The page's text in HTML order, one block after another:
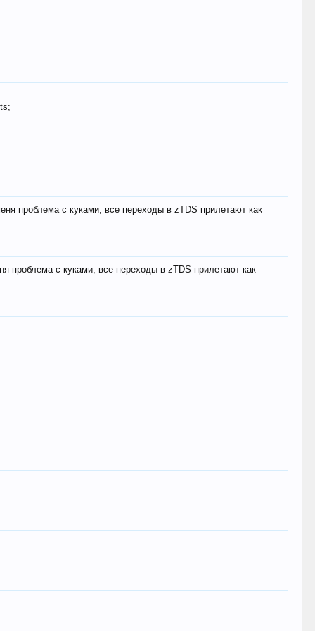
проблема с куками, все переходы в zTDS прилетают как
проблема с куками, все переходы в zTDS прилетают как